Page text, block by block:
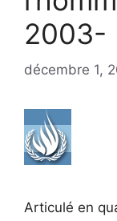
2003-
décembre 1,
Articulé en